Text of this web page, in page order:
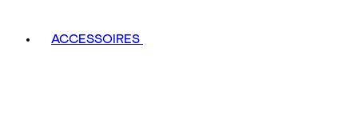
ACCESSOIRES